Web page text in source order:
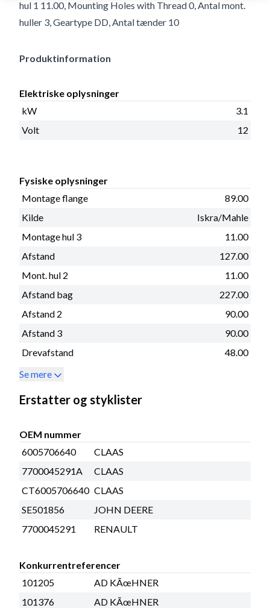
hul 1 11.00, Mounting Holes with Thread 0, Antal mont.
huller 3, Geartype DD, Antal tænder 10
Produktinformation
Elektriske oplysninger
kW
3.1
Volt
12
Fysiske oplysninger
Montage flange
89.00
Kilde
Iskra/Mahle
Montage hul 3
11.00
Afstand
127.00
Mont. hul 2
11.00
Afstand bag
227.00
Afstand 2
90.00
Afstand 3
90.00
Drevafstand
48.00
Se mere
Erstatter og styklister
OEM nummer
6005706640
CLAAS
7700045291A
CLAAS
CT6005706640 CLAAS
SE501856
JOHN DEERE
7700045291
RENAULT
Konkurrentreferencer
101205
AD KÃœHNER
101376
AD KÃœHNER